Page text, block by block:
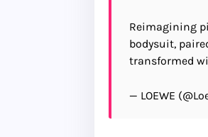
Reimagining
bodysuit,
transformed
— LOEWE